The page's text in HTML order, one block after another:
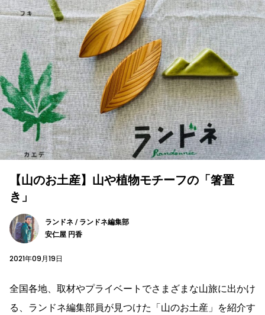
【山のお土産】山や植物モチーフの「箸置
き」
ランドネ / ランドネ編集部
安仁屋 円香
2021年09月19日
全国各地、取材やプライベートでさまざまな山旅に出かけ
る、ランドネ編集部員が見つけた「山のお土産」を紹介す